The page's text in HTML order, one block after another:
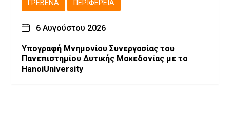
ΓΡΕΒΕΝΆ ΠΕΡΙΦΈΡΕΙΑ
6 Αυγούστου 2026
Υπογραφή Μνημονίου Συνεργασίας του
Πανεπιστημίου Δυτικής Μακεδονίας με το
HanoiUniversity